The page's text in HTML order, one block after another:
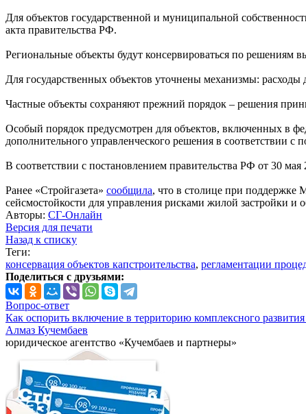
Для объектов государственной и муниципальной
акта правительства РФ.
Региональные объекты будут консервироваться по
Для государственных объектов уточнены механизмы:
Частные объекты сохраняют прежний порядок – решения
Особый порядок предусмотрен для объектов, включенных в
дополнительного управленческого решения в соответствии
В соответствии с постановлением правительства РФ от 30
Ранее «Стройгазета» сообщила, что в столице при поддержке
сейсмостойкости для управления рисками жилой застройки и
Авторы: СГ-Онлайн
Версия для печати
Назад к списку
Теги:
консервация объектов капстроительства, регламентации
Поделиться с друзьями:
Вопрос-ответ
Как оспорить включение в территорию комплексного
Алмаз Кучембаев
юридическое агентство «Кучембаев и партнеры»